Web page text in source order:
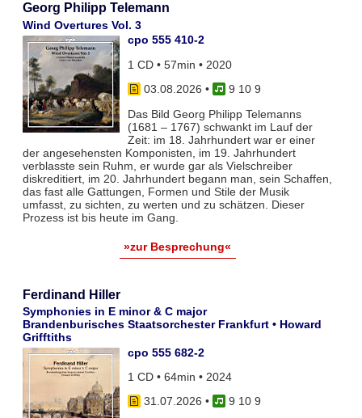
Georg Philipp Telemann
Wind Overtures Vol. 3
cpo 555 410-2
1 CD • 57min • 2020
03.08.2026 •
9 10 9
Das Bild Georg Philipp Telemanns
(1681 – 1767) schwankt im Lauf der
Zeit: im 18. Jahrhundert war er einer
der angesehensten Komponisten, im 19. Jahrhundert
verblasste sein Ruhm, er wurde gar als Vielschreiber
diskreditiert, im 20. Jahrhundert begann man, sein Schaffen,
das fast alle Gattungen, Formen und Stile der Musik
umfasst, zu sichten, zu werten und zu schätzen. Dieser
Prozess ist bis heute im Gang.
»zur Besprechung«
Ferdinand Hiller
Symphonies in E minor & C major
Brandenburisches Staatsorchester Frankfurt • Howard
Grifftiths
cpo 555 682-2
1 CD • 64min • 2024
31.07.2026 •
9 10 9